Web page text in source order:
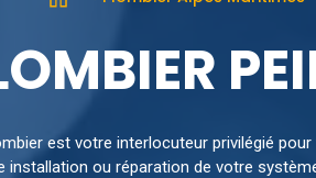
est votre interlocuteur privilégié
ou réparation de votre